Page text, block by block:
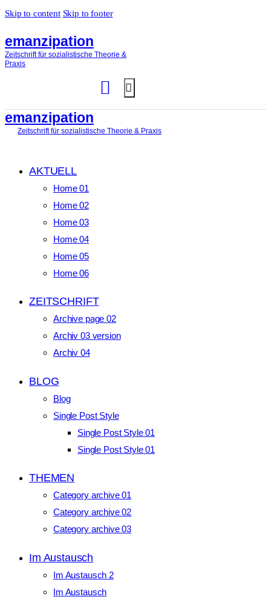
Skip to content Skip to footer
emanzipation
Zeitschrift für sozialistische Theorie &
Praxis
emanzipation
Zeitschrift für sozialistische Theorie & Praxis
AKTUELL
Home 01
Home 02
Home 03
Home 04
Home 05
Home 06
ZEITSCHRIFT
Archive page 02
Archiv 03 version
Archiv 04
BLOG
Blog
Single Post Style
Single Post Style 01
Single Post Style 01
THEMEN
Category archive 01
Category archive 02
Category archive 03
Im Austausch
Im Austausch 2
Im Austausch